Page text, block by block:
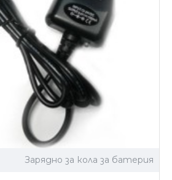
Зарядно за кола за батерия